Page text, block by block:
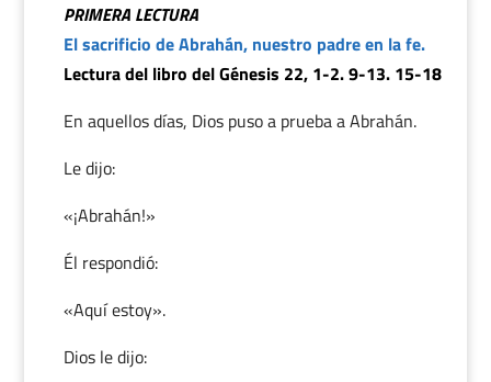
PRIMERA LECTURA
El sacrificio de Abrahán, nuestro padre en la fe.
Lectura del libro del Génesis 22, 1-2. 9-13. 15-18
En aquellos días, Dios puso a prueba a Abrahán.
Le dijo:
«¡Abrahán!»
Él respondió:
«Aquí estoy».
Dios le dijo: